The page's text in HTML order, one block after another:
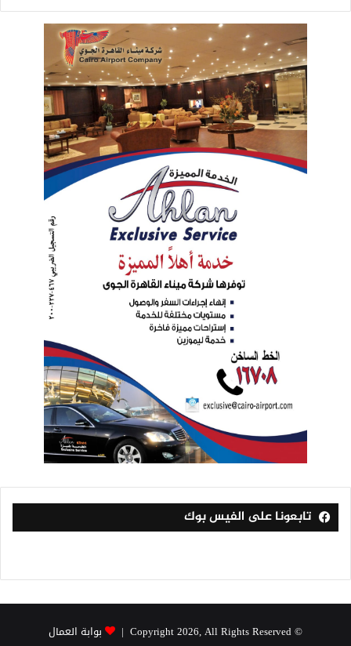
تابعونا على الفيس بوك
© Copyright 2026, All Rights Reserved | بوابة العمال